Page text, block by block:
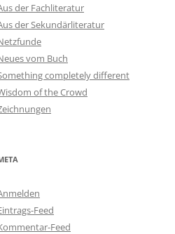
der Fachliteratur
der Sekundärliteratur
vom Buch
completely different
of the Crowd
Feed
Feed